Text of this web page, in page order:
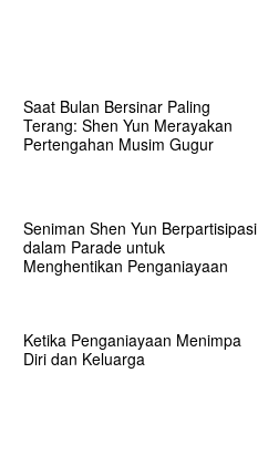
Saat Bulan Bersinar Paling
Terang: Shen Yun Merayakan
Pertengahan Musim Gugur
Seniman Shen Yun Berpartisipasi
dalam Parade untuk
Menghentikan Penganiayaan
Ketika Penganiayaan Menimpa
Diri dan Keluarga